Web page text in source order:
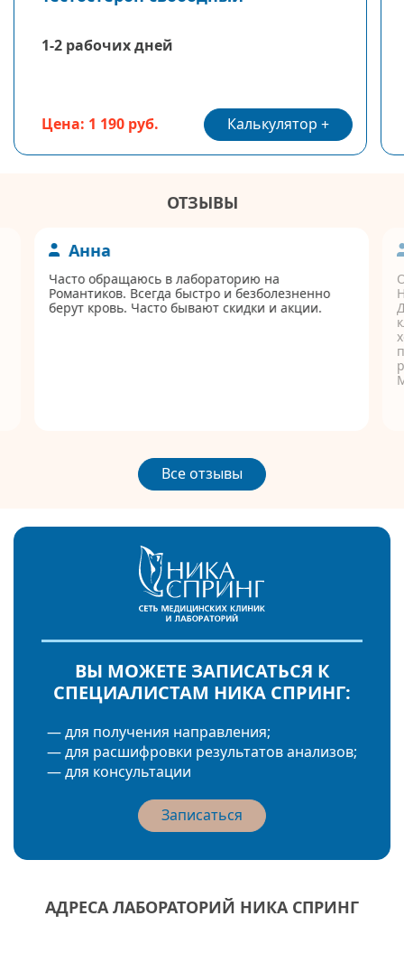
1-2 рабочих дней
Цена: 1 190 руб. Калькулятор
ОТЗЫВЫ
Анна
Часто обращаюсь в лабораторию на
Романтиков. Всегда быстро и безболезненно
берут кровь. Часто бывают скидки и акции.
Все отзывы
ВЫ МОЖЕТЕ ЗАПИСАТЬСЯ К
СПЕЦИАЛИСТАМ НИКА СПРИНГ:
— для получения направления;
— для расшифровки результатов анализов;
— для консультации
Записаться
АДРЕСА ЛАБОРАТОРИЙ НИКА СПРИНГ